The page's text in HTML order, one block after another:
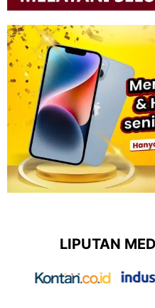
LIPUTAN